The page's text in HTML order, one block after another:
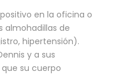
en la oficina o
almohadillas de
hipertensión).
y a sus
su cuerpo